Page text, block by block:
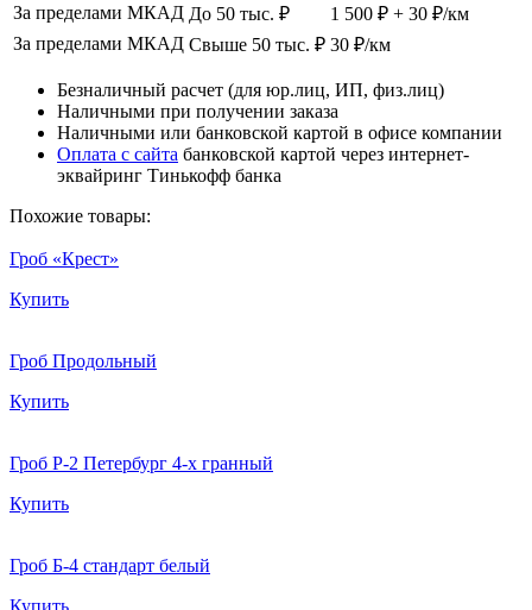
За пределами МКАД До 50 тыс. ₽
1 500 ₽ + 30 ₽/км
За пределами МКАД Свыше 50 тыс. ₽ 30 ₽/км
Безналичный расчет (для юр.лиц, ИП, физ.лиц)
Наличными при получении заказа
Наличными или банковской картой в офисе компании
Оплата с сайта банковской картой через интернет-
эквайринг Тинькофф банка
Похожие товары:
Гроб «Крест»
Купить
Гроб Продольный
Купить
Гроб Р-2 Петербург 4-х гранный
Купить
Гроб Б-4 стандарт белый
Купить